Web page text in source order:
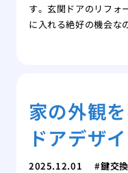
す。玄関ドアのリフォ
に入れる絶好の機会な
家の外観
ドアデザ
2025.12.01 鍵交換